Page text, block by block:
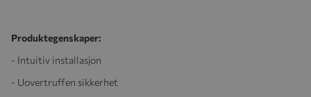
Produktegenskaper:
- Intuitiv installasjon
- Uovertruffen sikkerhet